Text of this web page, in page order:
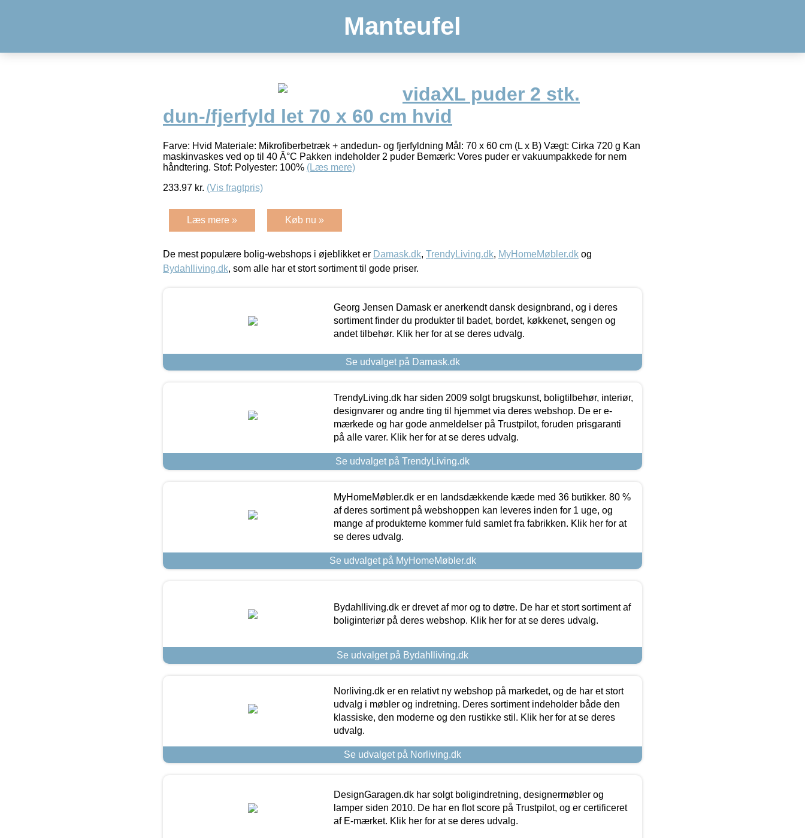
Manteufel
vidaXL puder 2 stk.
dun-/fjerfyld let 70 x 60 cm hvid
Farve: Hvid Materiale: Mikrofiberbetræk + andedun- og fjerfyldning Mål: 70 x 60 cm (L x B) Vægt: Cirka 720 g Kan
maskinvaskes ved op til 40 Â°C Pakken indeholder 2 puder Bemærk: Vores puder er vakuumpakkede for nem
håndtering. Stof: Polyester: 100% (Læs mere)
233.97 kr. (Vis fragtpris)
Læs mere » Køb nu »
De mest populære bolig-webshops i øjeblikket er Damask.dk, TrendyLiving.dk, MyHomeMøbler.dk og
Bydahlliving.dk, som alle har et stort sortiment til gode priser.
Georg Jensen Damask er anerkendt dansk designbrand, og i deres
sortiment finder du produkter til badet, bordet, køkkenet, sengen og
andet tilbehør. Klik her for at se deres udvalg.
Se udvalget på Damask.dk
TrendyLiving.dk har siden 2009 solgt brugskunst, boligtilbehør, interiør,
designvarer og andre ting til hjemmet via deres webshop. De er e-
mærkede og har gode anmeldelser på Trustpilot, foruden prisgaranti
på alle varer. Klik her for at se deres udvalg.
Se udvalget på TrendyLiving.dk
MyHomeMøbler.dk er en landsdækkende kæde med 36 butikker. 80 %
af deres sortiment på webshoppen kan leveres inden for 1 uge, og
mange af produkterne kommer fuld samlet fra fabrikken. Klik her for at
se deres udvalg.
Se udvalget på MyHomeMøbler.dk
Bydahlliving.dk er drevet af mor og to døtre. De har et stort sortiment af
boliginteriør på deres webshop. Klik her for at se deres udvalg.
Se udvalget på Bydahlliving.dk
Norliving.dk er en relativt ny webshop på markedet, og de har et stort
udvalg i møbler og indretning. Deres sortiment indeholder både den
klassiske, den moderne og den rustikke stil. Klik her for at se deres
udvalg.
Se udvalget på Norliving.dk
DesignGaragen.dk har solgt boligindretning, designermøbler og
lamper siden 2010. De har en flot score på Trustpilot, og er certificeret
af E-mærket. Klik her for at se deres udvalg.